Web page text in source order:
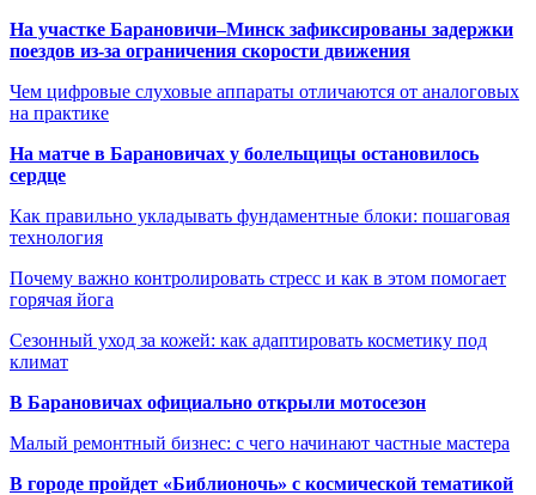
На участке Барановичи–Минск зафиксированы задержки
поездов из-за ограничения скорости движения
Чем цифровые слуховые аппараты отличаются от аналоговых
на практике
На матче в Барановичах у болельщицы остановилось
сердце
Как правильно укладывать фундаментные блоки: пошаговая
технология
Почему важно контролировать стресс и как в этом помогает
горячая йога
Сезонный уход за кожей: как адаптировать косметику под
климат
В Барановичах официально открыли мотосезон
Малый ремонтный бизнес: с чего начинают частные мастера
В городе пройдет «Библионочь» с космической тематикой